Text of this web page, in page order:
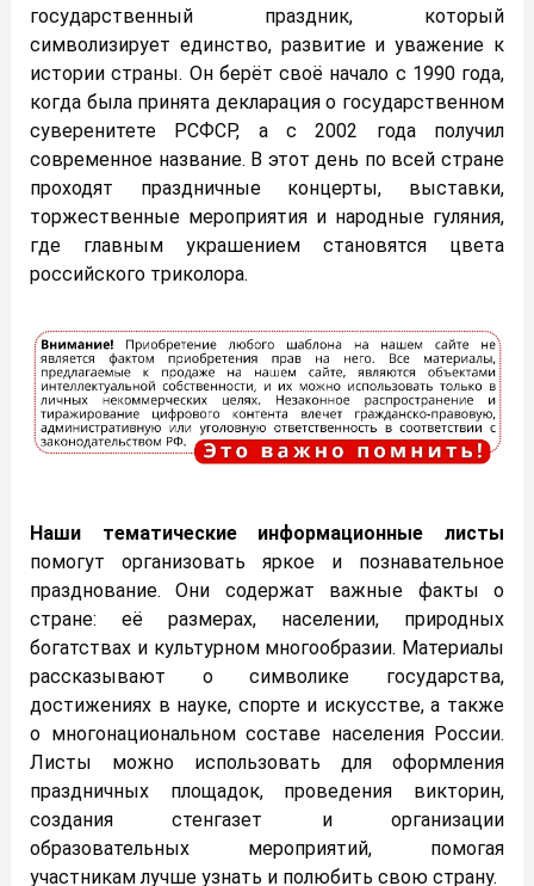
государственный праздник, который
символизирует единство, развитие и уважение к
истории страны. Он берёт своё начало с 1990 года,
когда была принята декларация о государственном
суверенитете РСФСР, а с 2002 года получил
современное название. В этот день по всей стране
проходят праздничные концерты, выставки,
торжественные мероприятия и народные гуляния,
где главным украшением становятся цвета
российского триколора.
Наши тематические информационные листы
помогут организовать яркое и познавательное
празднование. Они содержат важные факты о
стране: её размерах, населении, природных
богатствах и культурном многообразии. Материалы
рассказывают о символике государства,
достижениях в науке, спорте и искусстве, а также
о многонациональном составе населения России.
Листы можно использовать для оформления
праздничных площадок, проведения викторин,
создания стенгазет и организации
образовательных мероприятий, помогая
участникам лучше узнать и полюбить свою страну.